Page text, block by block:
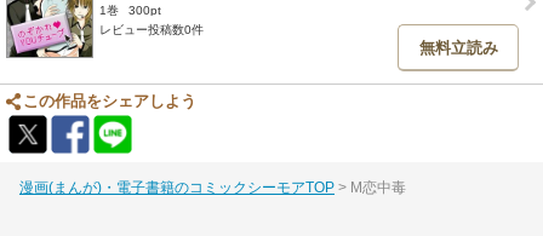
1巻
300pt
レビュー投稿数0件
無料立読み
この作品をシェアしよう
漫画(まんが)・電子書籍のコミックシーモアTOP M恋中毒